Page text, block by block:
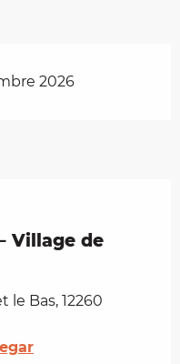
2026
Village de
le Bas, 12260